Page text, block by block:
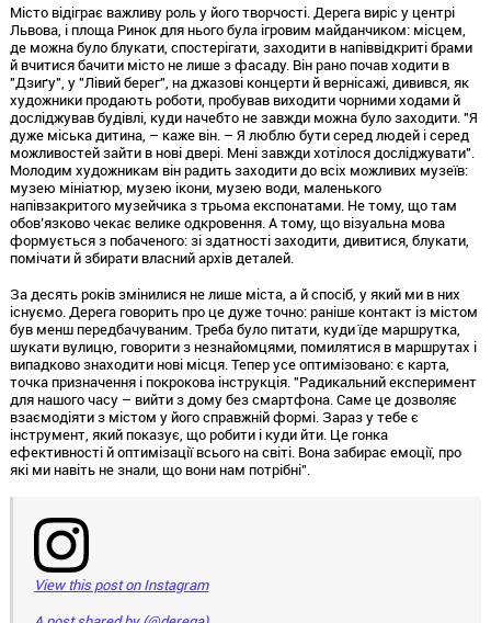
Місто відіграє важливу роль у його творчості. Дерега виріс у центрі
Львова, і площа Ринок для нього була ігровим майданчиком: місцем,
де можна було блукати, спостерігати, заходити в напіввідкриті брами
й вчитися бачити місто не лише з фасаду. Він рано почав ходити в
"Дзиґу", у "Лівий берег", на джазові концерти й вернісажі, дивився, як
художники продають роботи, пробував виходити чорними ходами й
досліджував будівлі, куди начебто не завжди можна було заходити. "Я
дуже міська дитина, – каже він. – Я люблю бути серед людей і серед
можливостей зайти в нові двері. Мені завжди хотілося досліджувати".
Молодим художникам він радить заходити до всіх можливих музеїв:
музею мініатюр, музею ікони, музею води, маленького
напівзакритого музейчика з трьома експонатами. Не тому, що там
обов’язково чекає велике одкровення. А тому, що візуальна мова
формується з побаченого: зі здатності заходити, дивитися, блукати,
помічати й збирати власний архів деталей.
За десять років змінилися не лише міста, а й спосіб, у який ми в них
існуємо. Дерега говорить про це дуже точно: раніше контакт із містом
був менш передбачуваним. Треба було питати, куди їде маршрутка,
шукати вулицю, говорити з незнайомцями, помилятися в маршрутах і
випадково знаходити нові місця. Тепер усе оптимізовано: є карта,
точка призначення і покрокова інструкція. "Радикальний експеримент
для нашого часу – вийти з дому без смартфона. Саме це дозволяє
взаємодіяти з містом у його справжній формі. Зараз у тебе є
інструмент, який показує, що робити і куди йти. Це гонка
ефективності й оптимізації всього на світі. Вона забирає емоції, про
які ми навіть не знали, що вони нам потрібні".
View this post on Instagram